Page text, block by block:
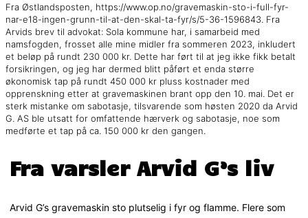
Fra Østlandsposten, https://www.op.no/gravemaskin-sto-i-full-fyr-
nar-e18-ingen-grunn-til-at-den-skal-ta-fyr/s/5-36-1596843. Fra
Arvids brev til advokat: Sola kommune har, i samarbeid med
namsfogden, frosset alle mine midler fra sommeren 2023, inkludert
et beløp på rundt 230 000 kr. Dette har ført til at jeg ikke fikk betalt
forsikringen, og jeg har dermed blitt påført et enda større
økonomisk tap på rundt 450 000 kr pluss kostnader med
opprenskning etter at gravemaskinen brant opp den 10. mai. Det er
sterk mistanke om sabotasje, tilsvarende som høsten 2020 da Arvid
G. AS ble utsatt for omfattende hærverk og sabotasje, noe som
medførte et tap på ca. 150 000 kr den gangen.
Fra varsler Arvid G’s liv
Arvid G’s gravemaskin sto plutselig i fyr og flamme. Flere som